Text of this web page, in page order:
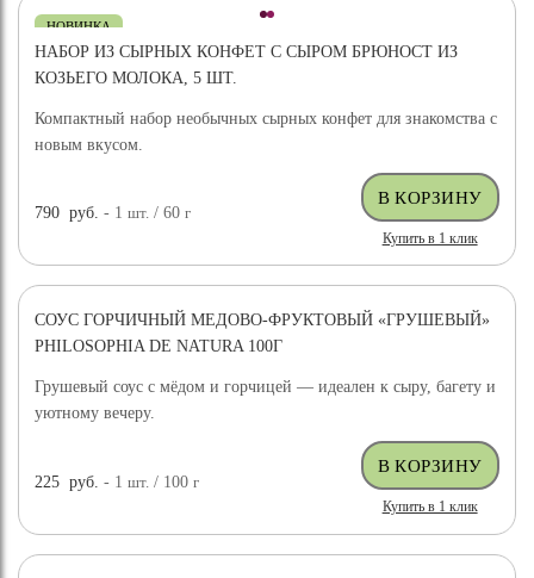
НОВИНКА
НАБОР ИЗ СЫРНЫХ КОНФЕТ С СЫРОМ БРЮНОСТ ИЗ
КОЗЬЕГО МОЛОКА, 5 ШТ.
Компактный набор необычных сырных конфет для знакомства с
новым вкусом.
790 руб. - 1шт. / 60г
Купить в 1 клик
СОУС ГОРЧИЧНЫЙ МЕДОВО-ФРУКТОВЫЙ «ГРУШЕВЫЙ»
PHILOSOPHIA DE NATURA 100Г
Грушевый соус с мёдом и горчицей — идеален к сыру, багету и
уютному вечеру.
225 руб. - 1шт. / 100г
Купить в 1 клик